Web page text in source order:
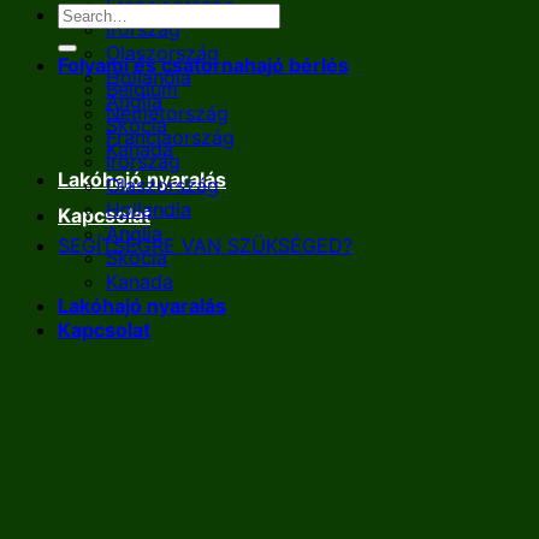
Franciaország
Írország
Olaszország
Hollandia
Anglia
Skócia
Kanada
Lakóhajó nyaralás
Kapcsolat
SEGÍTSÉGRE VAN SZÜKSÉGED?
Folyami és csatornahajó bérlés
Belgium
Németország
Franciaország
Írország
Olaszország
Hollandia
Anglia
Skócia
Kanada
Lakóhajó nyaralás
Kapcsolat